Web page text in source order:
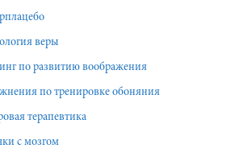
веры
по развитию воображения
по тренировке обоняния
терапевтика
с мозгом